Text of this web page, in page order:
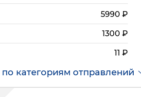
5990 ₽
1300 ₽
11 ₽
категориям отправлений